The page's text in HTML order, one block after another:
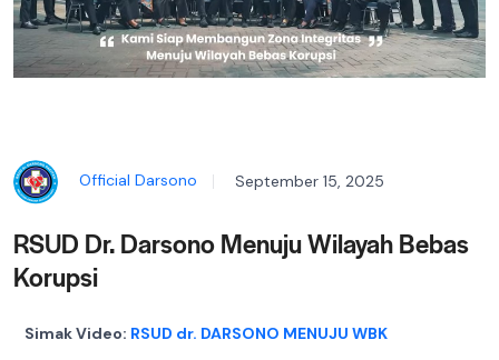
Official Darsono September 15, 2025
RSUD Dr. Darsono Menuju Wilayah Bebas
Korupsi
Simak Video: RSUD dr. DARSONO MENUJU WBK